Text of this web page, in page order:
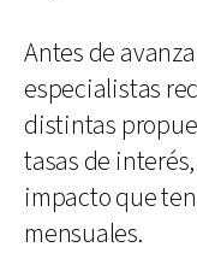
Antes de
especialistas
distintas
tasas de
impacto que
mensuales.